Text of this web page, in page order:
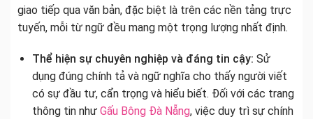
giao tiếp qua văn bản, đặc biệt là trên các nền tảng trực
tuyến, mỗi từ ngữ đều mang một trọng lượng nhất định.
Thể hiện sự chuyên nghiệp và đáng tin cậy: Sử
dụng đúng chính tả và ngữ nghĩa cho thấy người viết
có sự đầu tư, cẩn trọng và hiểu biết. Đối với các trang
thông tin như Gấu Bông Đà Nẵng, việc duy trì sự chính